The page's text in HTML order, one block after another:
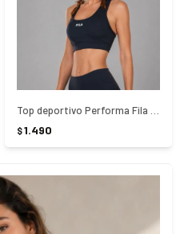
Top deportivo Performa Fila - NEGRO
$1.490